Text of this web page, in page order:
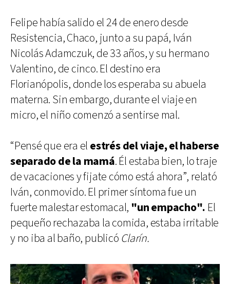
Felipe había salido el 24 de enero desde
Resistencia, Chaco, junto a su papá, Iván
Nicolás Adamczuk, de 33 años, y su hermano
Valentino, de cinco. El destino era
Florianópolis, donde los esperaba su abuela
materna. Sin embargo, durante el viaje en
micro, el niño comenzó a sentirse mal.
“Pensé que era el estrés del viaje, el haberse
separado de la mamá. Él estaba bien, lo traje
de vacaciones y fijate cómo está ahora”, relató
Iván, conmovido. El primer síntoma fue un
fuerte malestar estomacal, "un empacho". El
pequeño rechazaba la comida, estaba irritable
y no iba al baño, publicó Clarín.